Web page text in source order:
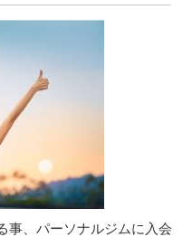
事、パーソナルジムに入会